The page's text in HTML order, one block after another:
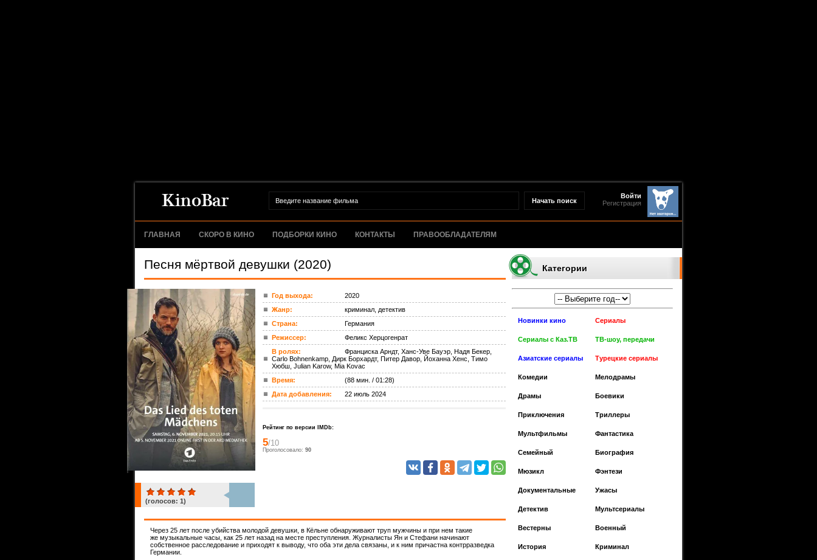
Войти
Регистрация
ГЛАВНАЯ СКОРО В КИНО ПОДБОРКИ КИНО КОНТАКТЫ ПРАВООБЛАДАТЕЛЯМ
Песня мёртвой девушки (2020)
ком.
(голосов: 1)
Год выхода:
2020
Жанр:
криминал, детектив
Страна:
Германия
Режиссер:
Феликс Херцогенрат
В ролях:
Франциска Арндт, Ханс-Уве Бауэр, Надя Бекер,
Carlo Bohnenkamp, Дирк Борхардт, Питер Давор, Йоханна Хенс, Тимо
Хюбш, Julian Karow, Mia Kovac
Время:
(88 мин. / 01:28)
Дата добавления:
22 июль 2024
Рейтинг по версии IMDb:
5/10
Проголосовало: 90
Через 25 лет после убийства молодой девушки, в Кёльне обнаруживают труп мужчины и при нем такие
же музыкальные часы, как 25 лет назад на месте преступления. Журналисты Ян и Стефани начинают
собственное расследование и приходят к выводу, что оба эти дела связаны, и к ним причастна контрразведка
Германии.
Категории
Новинки кино Сериалы
Сериалы с Каз.ТВ ТВ-шоу, передачи
Азиатские сериалы Турецкие сериалы
Комедии Мелодрамы
Драмы Боевики
Приключения Триллеры
Мультфильмы Фантастика
Cемейный Биография
Мюзикл Фэнтези
Документальные Ужасы
Детектив Мультсериалы
Вестерны Военный
История Криминал